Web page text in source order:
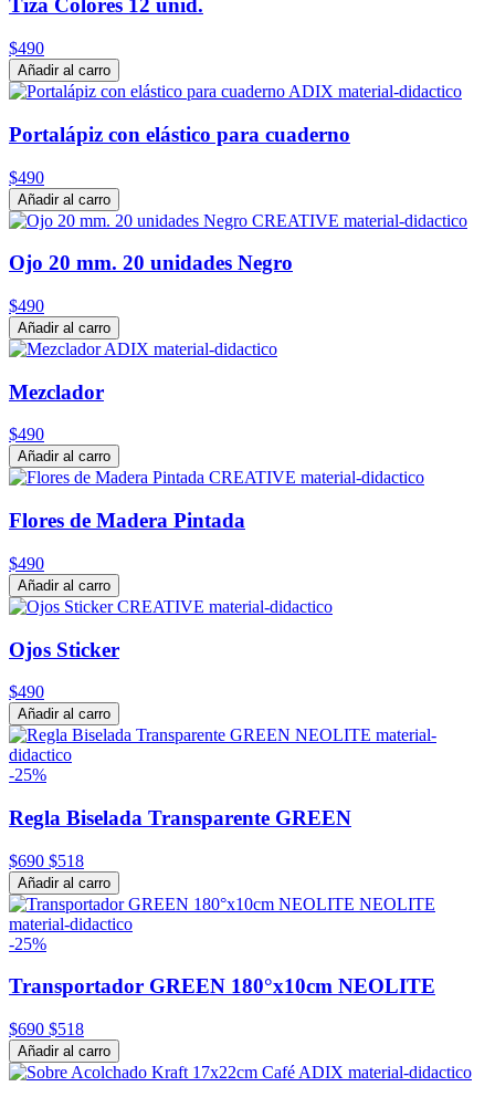
Tiza Colores 12 unid.
$490
Añadir al carro
Portalápiz con elástico para cuaderno
$490
Añadir al carro
Ojo 20 mm. 20 unidades Negro
$490
Añadir al carro
Mezclador
$490
Añadir al carro
Flores de Madera Pintada
$490
Añadir al carro
Ojos Sticker
$490
Añadir al carro
-25%
Regla Biselada Transparente GREEN
$690 $518
Añadir al carro
-25%
Transportador GREEN 180°x10cm NEOLITE
$690 $518
Añadir al carro